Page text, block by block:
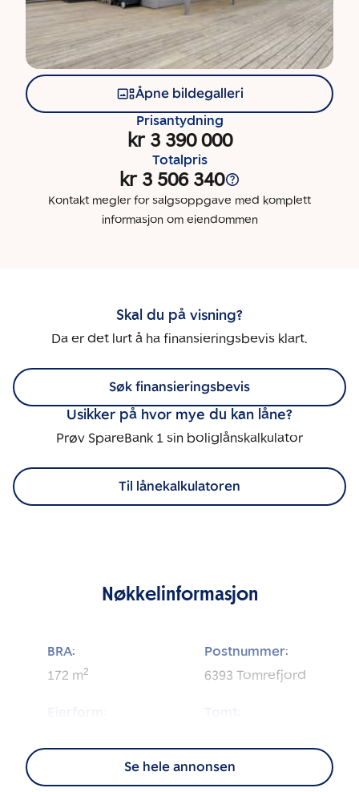
Åpne bildegalleri
Prisantydning
kr 3 390 000
Totalpris
kr 3 506 340
Kontakt megler for salgsoppgave med komplett
informasjon om eiendommen
Skal du på visning?
Da er det lurt å ha finansieringsbevis klart.
Søk finansieringsbevis
Usikker på hvor mye du kan låne?
Prøv SpareBank 1 sin boliglånskalkulator
Til lånekalkulatoren
Nøkkelinformasjon
BRA:
172 m2
Postnummer:
6393 Tomrefjord
Energimerking:
BRA-i:
Se hele annonsen